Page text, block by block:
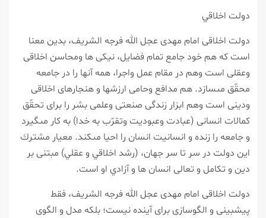
دولت اخلاقي
دولت اخلاقى امام مهدى عجل الله فرجه الشريف، بدين معنا
است كه هم خود جامع تمام فضايل، نيكى ‏ها ومحاسن اخلاقى
وعقلى است وهم در مقام عمل واجرا، همه آنها را در جامعه
محقّق مى‏سازد. هم مدافع وحامى ارزش‏ها و هنجارهاى اخلاقى
ودينى است وهم ابزار زندگى صنعتى وعلمى بشر را براى تحقّق
كمالات انسانى (عبادت وعبوديت وتقرّب به خدا) به كار مى‏گيرد
و جامعه را زنده و انسانيت انسان را احيا مى‏كند. معيار مشترك
اين دولت در سر تا سر جهان، (رشد اخلاقي و عقلي) مبتنى بر
دين و تكامل و تعالى انسان ها و آزادي او است.
دولت اخلاقى امام مهدى عجل الله فرجه الشريف، فقط
پيش‏بينى و الگوسازى براى آينده نيست؛ بلكه مدل و الگوى